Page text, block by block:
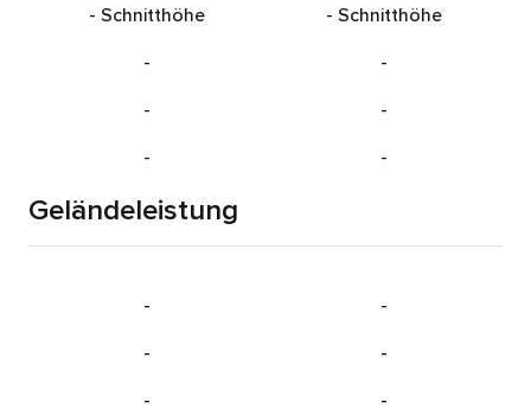
- Schnitthöhe - Schnitthöhe
-
-
-
-
-
-
Geländeleistung
-
-
-
-
-
-